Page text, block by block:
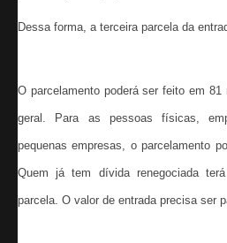
Dessa forma, a terceira parcela da
O parcelamento poderá ser feito em
geral. Para as pessoas físicas,
pequenas empresas, o parcelamento
Quem já tem dívida renegociada
parcela. O valor de entrada precisa ser